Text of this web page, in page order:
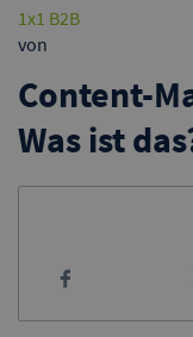
1x1 B2B
von
Content-
Was ist